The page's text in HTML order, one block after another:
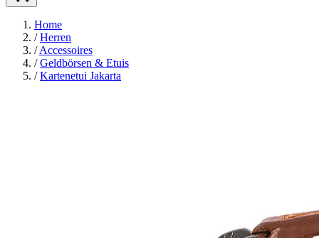
Home
/ Herren
/ Accessoires
/ Geldbörsen & Etuis
/ Kartenetui Jakarta